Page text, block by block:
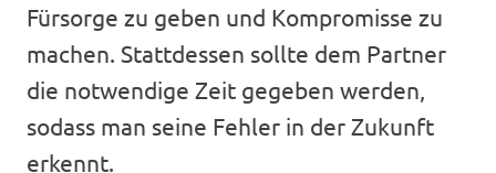
Fürsorge zu geben und Kompromisse zu
machen. Stattdessen sollte dem Partner
die notwendige Zeit gegeben werden,
sodass man seine Fehler in der Zukunft
erkennt.